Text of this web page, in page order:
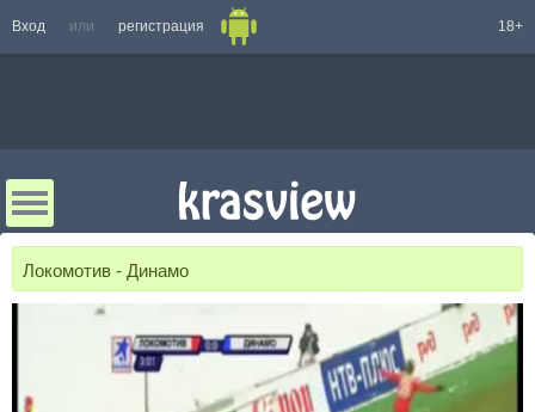
Вход или регистрация 18+
Локомотив - Динамо